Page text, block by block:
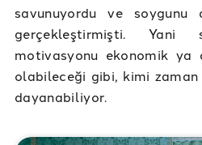
savunuyordu ve
gerçekleştirmişti. Yani
motivasyonu ekonomik ya
olabileceği gibi, kimi
dayanabiliyor.